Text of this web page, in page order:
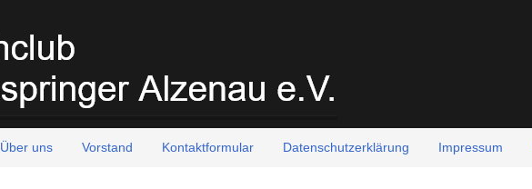
Über uns Vorstand Kontaktformular Datenschutzerklärung Impressum